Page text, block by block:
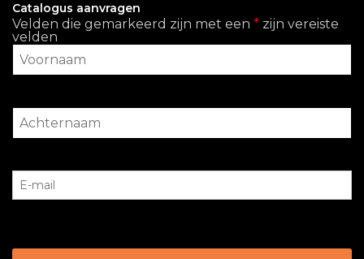
Catalogus aanvragen
Velden die gemarkeerd zijn met een * zijn vereiste
velden